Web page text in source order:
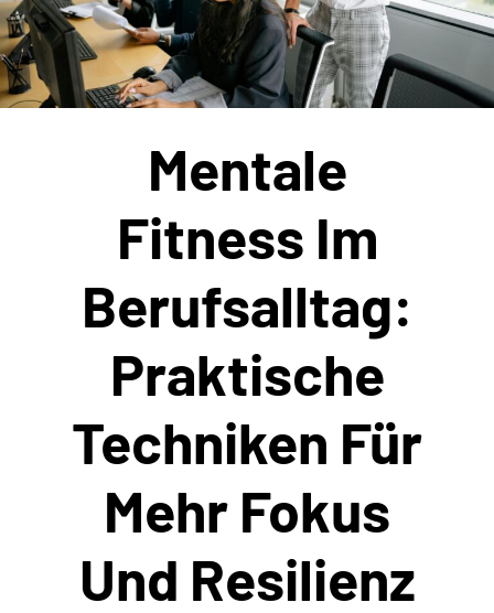
Mentale
Fitness Im
Berufsalltag:
Praktische
Techniken Für
Mehr Fokus
Und Resilienz